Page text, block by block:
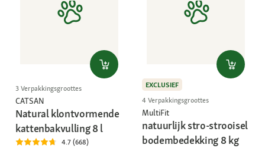
3 Verpakkingsgroottes
CATSAN
Natural klontvormende
kattenbakvulling 8 l
4.7 (668)
EXCLUSIEF
4 Verpakkingsgroottes
MultiFit
natuurlijk stro-strooisel
bodembedekking 8 kg